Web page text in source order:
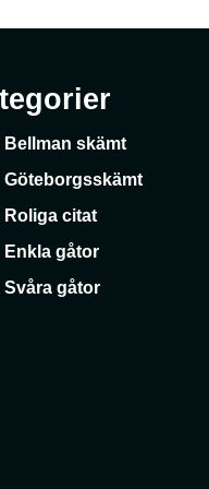
Bellman skämt
Göteborgsskämt
Roliga citat
Enkla gåtor
Svåra gåtor